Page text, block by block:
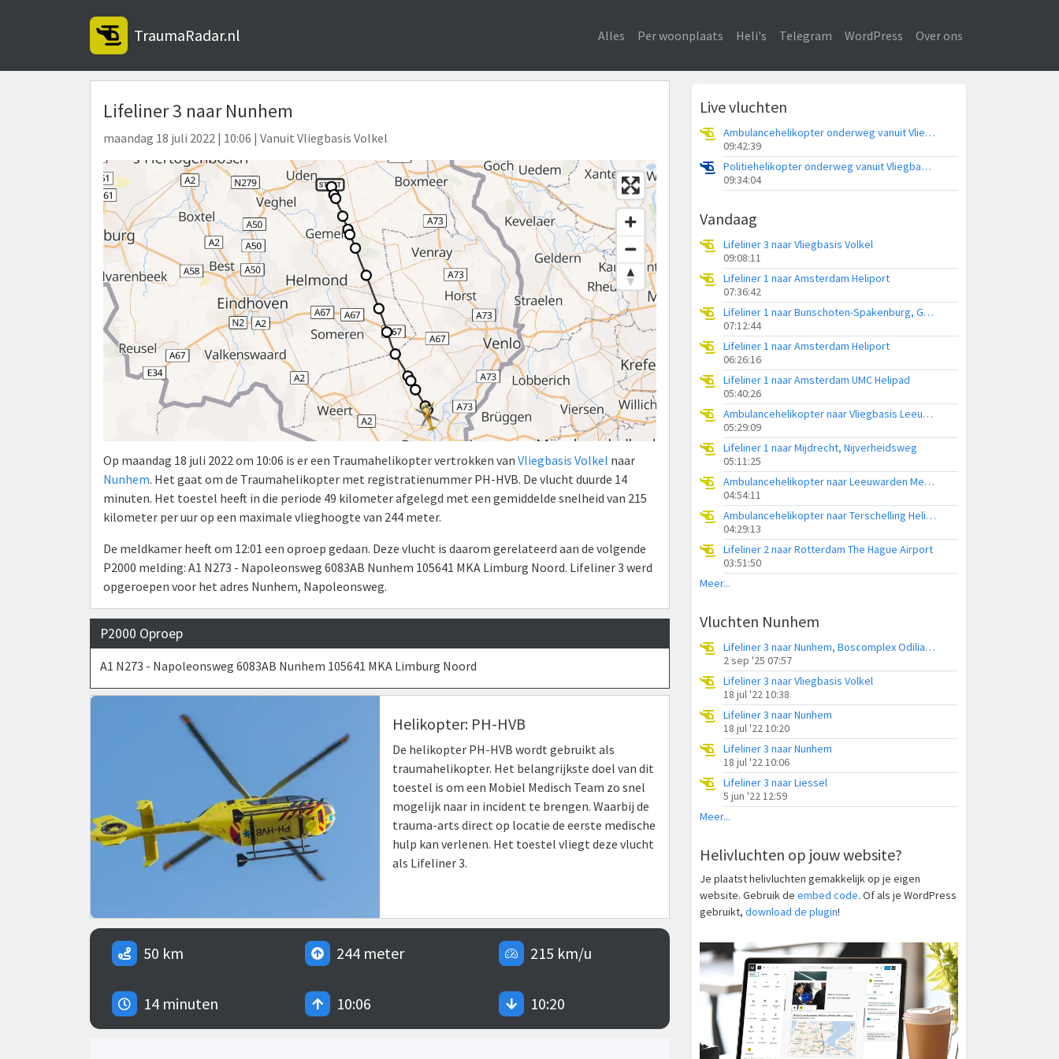
TraumaRadar.nl Alles Per woonplaats Heli's Telegram WordPress Over ons
Lifeliner 3 naar Nunhem
maandag 18 juli 2022 | 10:06 | Vanuit Vliegbasis Volkel
Op maandag 18 juli 2022 om 10:06 is er een Traumahelikopter vertrokken van Vliegbasis Volkel naar
Nunhem. Het gaat om de Traumahelikopter met registratienummer PH-HVB. De vlucht duurde 14
minuten. Het toestel heeft in die periode 49 kilometer afgelegd met een gemiddelde snelheid van 215
kilometer per uur op een maximale vlieghoogte van 244 meter.
De meldkamer heeft om 12:01 een oproep gedaan. Deze vlucht is daarom gerelateerd aan de volgende
P2000 melding: A1 N273 - Napoleonsweg 6083AB Nunhem 105641 MKA Limburg Noord. Lifeliner 3 werd
opgeroepen voor het adres Nunhem, Napoleonsweg.
P2000 Oproep
A1 N273 - Napoleonsweg 6083AB Nunhem 105641 MKA Limburg Noord
Helikopter: PH-HVB
De helikopter PH-HVB wordt gebruikt als
traumahelikopter. Het belangrijkste doel van dit
toestel is om een Mobiel Medisch Team zo snel
mogelijk naar in incident te brengen. Waarbij de
trauma-arts direct op locatie de eerste medische
hulp kan verlenen. Het toestel vliegt deze vlucht
als Lifeliner 3.
50 km 244 meter 215 km/u
14 minuten 10:06 10:20
Live vluchten
Ambulancehelikopter onderweg vanuit Vliegbasis Leeuwarden
09:42:39
Politiehelikopter onderweg vanuit Vliegbasis Volkel
09:34:04
Vandaag
Lifeliner 3 naar Vliegbasis Volkel
09:08:11
Lifeliner 1 naar Amsterdam Heliport
07:36:42
Lifeliner 1 naar Bunschoten-Spakenburg, Gasthuisweg
07:12:44
Lifeliner 1 naar Amsterdam Heliport
06:26:16
Lifeliner 1 naar Amsterdam UMC Helipad
05:40:26
Ambulancehelikopter naar Vliegbasis Leeuwarden
05:29:09
Lifeliner 1 naar Mijdrecht, Nijverheidsweg
05:11:25
Ambulancehelikopter naar Leeuwarden Medical Center Heliport
04:54:11
Ambulancehelikopter naar Terschelling Heliport
04:29:13
Lifeliner 2 naar Rotterdam The Hague Airport
03:51:50
Meer...
Vluchten Nunhem
Lifeliner 3 naar Nunhem, Boscomplex Odiliapeel
2 sep '25 07:57
Lifeliner 3 naar Vliegbasis Volkel
18 jul '22 10:38
Lifeliner 3 naar Nunhem
18 jul '22 10:20
Lifeliner 3 naar Nunhem
18 jul '22 10:06
Lifeliner 3 naar Liessel
5 jun '22 12:59
Meer...
Helivluchten op jouw website?
Je plaatst helivluchten gemakkelijk op je eigen
website. Gebruik de embed code. Of als je WordPress
gebruikt, download de plugin!